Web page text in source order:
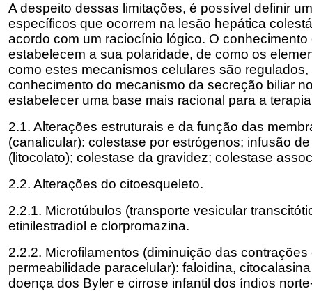
A despeito dessas limitações, é possível definir
específicos que ocorrem na lesão hepática
acordo com um raciocínio lógico. O
estabelecem a sua polaridade, de como os
como estes mecanismos celulares são
conhecimento do mecanismo da secreção biliar
estabelecer uma base mais racional para a
2.1. Alterações estruturais e da função das
(canalicular): colestase por estrógenos; infusão
(litocolato); colestase da gravidez; colestase
2.2. Alterações do citoesqueleto.
2.2.1. Microtúbulos (transporte vesicular
etinilestradiol e clorpromazina.
2.2.2. Microfilamentos (diminuição das
permeabilidade paracelular): faloidina,
doença dos Byler e cirrose infantil dos índios